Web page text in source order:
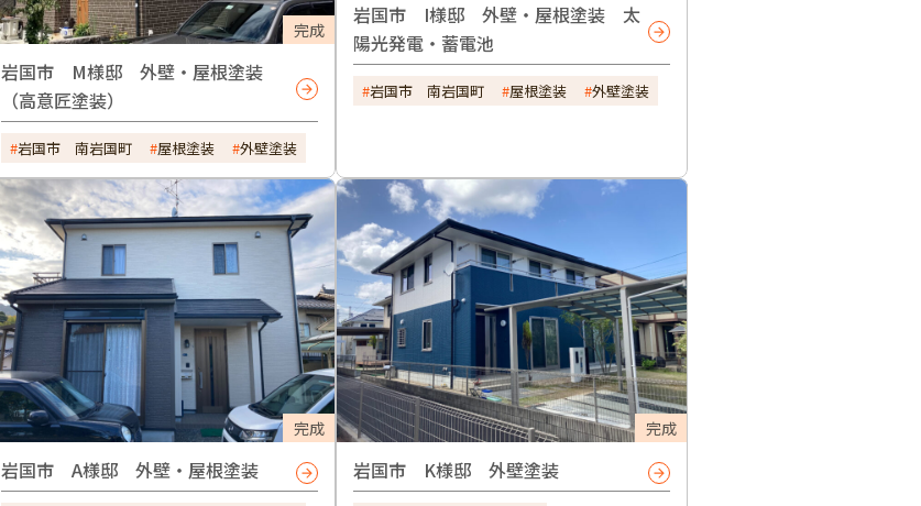
完成
岩国市 M様邸 外壁・屋根塗装
（高意匠塗装）
岩国市 南岩国町 屋根塗装 外壁塗装
岩国市 I様邸 外壁・屋根塗装 太
陽光発電・蓄電池
岩国市 南岩国町 屋根塗装 外壁塗装
完成
岩国市 A様邸 外壁・屋根塗装
完成
岩国市 K様邸 外壁塗装